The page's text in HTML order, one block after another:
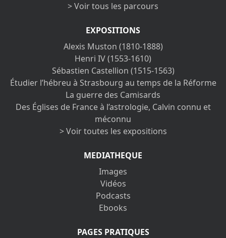
> Voir tous les parcours
EXPOSITIONS
Alexis Muston (1810-1888)
Henri IV (1553-1610)
Sébastien Castellion (1515-1563)
Étudier l’hébreu à Strasbourg au temps de la Réforme
La guerre des Camisards
Des Églises de France à l’astrologie, Calvin connu et
méconnu
> Voir toutes les expositions
MEDIATHEQUE
Images
Vidéos
Podcasts
Ebooks
PAGES PRATIQUES